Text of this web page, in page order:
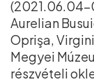
Aurelian
Oprişa,
Megyei
részvételi